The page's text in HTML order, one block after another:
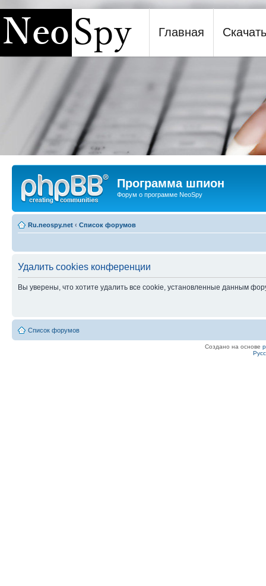
Программа шпион NeoSpy
Главная Скачать
Программа шпион
Форум о программе NeoSpy
Ru.neospy.net ‹ Список форумов
Удалить cookies конференции
Вы уверены, что хотите удалить все cookie, установленные данным
Список форумов
Создано на основе